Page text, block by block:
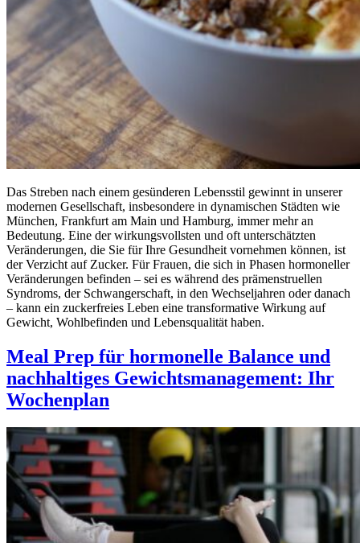
Das Streben nach einem gesünderen Lebensstil gewinnt in unserer
modernen Gesellschaft, insbesondere in dynamischen Städten wie
München, Frankfurt am Main und Hamburg, immer mehr an
Bedeutung. Eine der wirkungsvollsten und oft unterschätzten
Veränderungen, die Sie für Ihre Gesundheit vornehmen können, ist
der Verzicht auf Zucker. Für Frauen, die sich in Phasen hormoneller
Veränderungen befinden – sei es während des prämenstruellen
Syndroms, der Schwangerschaft, in den Wechseljahren oder danach
– kann ein zuckerfreies Leben eine transformative Wirkung auf
Gewicht, Wohlbefinden und Lebensqualität haben.
Meal Prep für hormonelle Balance und
nachhaltiges Gewichtsmanagement: Ihr
Wochenplan